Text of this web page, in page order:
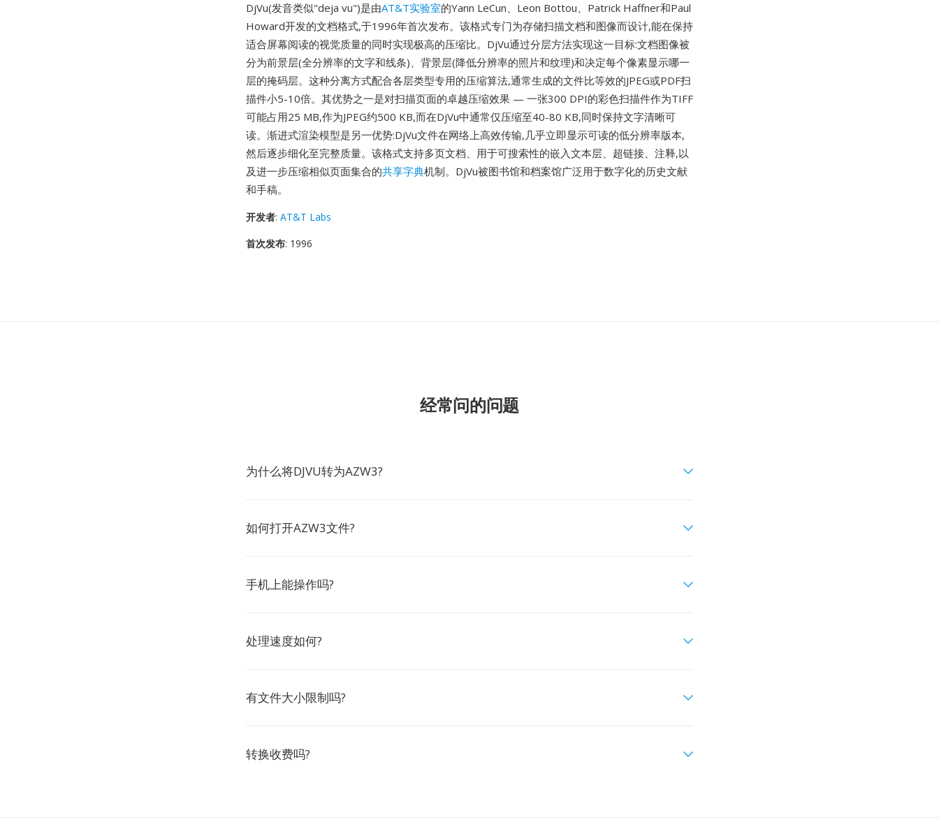
DjVu(发音类似"deja vu")是由AT&T实验室的Yann LeCun、Leon Bottou、Patrick Haffner和Paul
Howard开发的文档格式,于1996年首次发布。该格式专门为存储扫描文档和图像而设计,能在保持
适合屏幕阅读的视觉质量的同时实现极高的压缩比。DjVu通过分层方法实现这一目标:文档图像被
分为前景层(全分辨率的文字和线条)、背景层(降低分辨率的照片和纹理)和决定每个像素显示哪一
层的掩码层。这种分离方式配合各层类型专用的压缩算法,通常生成的文件比等效的JPEG或PDF扫
描件小5-10倍。其优势之一是对扫描页面的卓越压缩效果 — 一张300 DPI的彩色扫描件作为TIFF
可能占用25 MB,作为JPEG约500 KB,而在DjVu中通常仅压缩至40-80 KB,同时保持文字清晰可
读。渐进式渲染模型是另一优势:DjVu文件在网络上高效传输,几乎立即显示可读的低分辨率版本,
然后逐步细化至完整质量。该格式支持多页文档、用于可搜索性的嵌入文本层、超链接、注释,以
及进一步压缩相似页面集合的共享字典机制。DjVu被图书馆和档案馆广泛用于数字化的历史文献
和手稿。
开发者: AT&T Labs
首次发布: 1996
经常问的问题
为什么将DJVU转为AZW3?
如何打开AZW3文件?
手机上能操作吗?
处理速度如何?
有文件大小限制吗?
转换收费吗?